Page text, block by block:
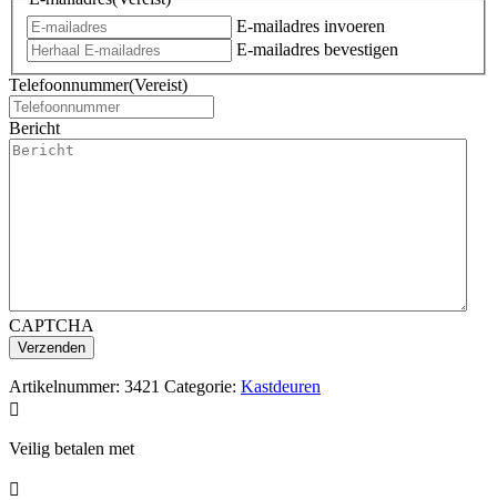
E-mailadres invoeren
E-mailadres bevestigen
Telefoonnummer(Vereist)
Bericht
CAPTCHA
Artikelnummer: 3421 Categorie: Kastdeuren

Veilig betalen met
